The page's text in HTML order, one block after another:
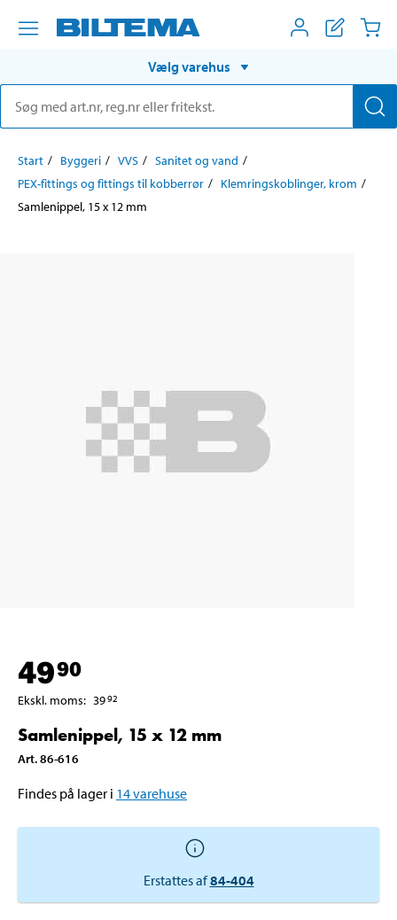
Vælg varehus
Start Byggeri VVS
Sanitet og vand
PEX-fittings og fittings til kobberrør
Klemringskoblinger, krom
Samlenippel, 15 x 12 mm
4990
Ekskl. moms: 3992
Samlenippel, 15 x 12 mm
Art.86-616
Findes på lager i 14varehuse
Erstattes af84-404